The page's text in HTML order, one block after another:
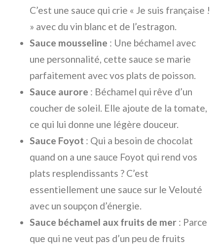
C’est une sauce qui crie « Je suis française !
» avec du vin blanc et de l’estragon.
Sauce mousseline : Une béchamel avec
une personnalité, cette sauce se marie
parfaitement avec vos plats de poisson.
Sauce aurore : Béchamel qui rêve d’un
coucher de soleil. Elle ajoute de la tomate,
ce qui lui donne une légère douceur.
Sauce Foyot : Qui a besoin de chocolat
quand on a une sauce Foyot qui rend vos
plats resplendissants ? C’est
essentiellement une sauce sur le Velouté
avec un soupçon d’énergie.
Sauce béchamel aux fruits de mer : Parce
que qui ne veut pas d’un peu de fruits